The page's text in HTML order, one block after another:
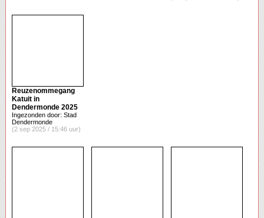
Reuzenommegang
Katuit in
Dendermonde 2025
Ingezonden door: Stad
Dendermonde
(2 sep 2025 / 15:46 uur)